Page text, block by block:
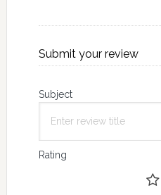
Submit your review
Subject
Rating